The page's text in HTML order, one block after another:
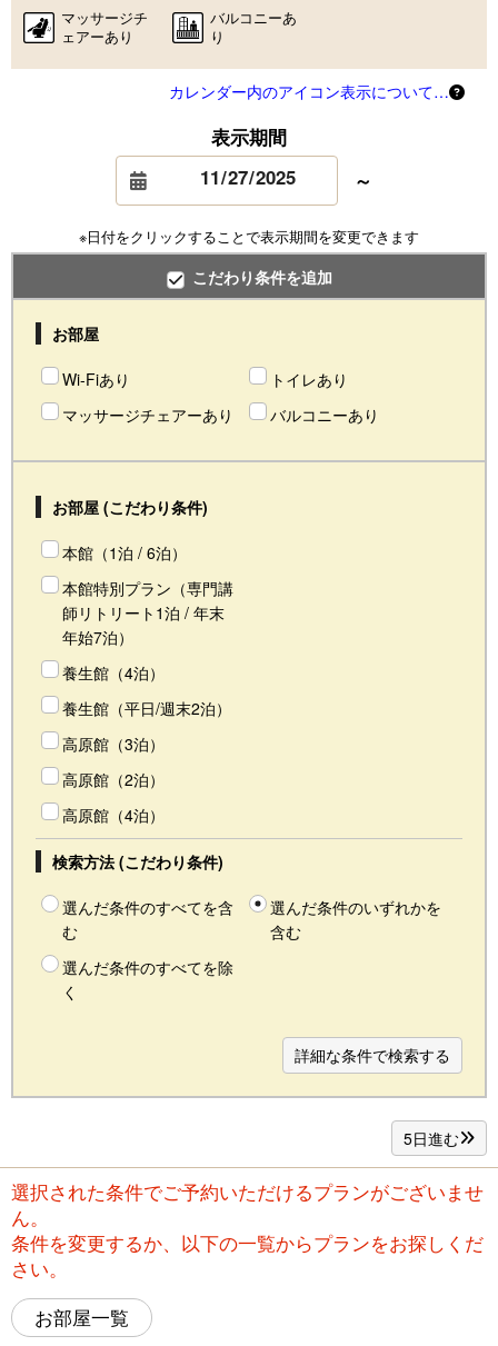
マッサージチ
ェアーあり
バルコニーあ
り
カレンダー内のアイコン表示について…
表示期間
～
※日付をクリックすることで表示期間を変更できます
こだわり条件を追加
お部屋
Wi-Fiあり
トイレあり
マッサージチェアーあり
バルコニーあり
お部屋 (こだわり条件)
本館（1泊 / 6泊）
本館特別プラン（専門講
師リトリート1泊 / 年末
年始7泊）
養生館（4泊）
養生館（平日/週末2泊）
高原館（3泊）
高原館（2泊）
高原館（4泊）
検索方法 (こだわり条件)
選んだ条件のすべてを含
む
選んだ条件のいずれかを
含む
選んだ条件のすべてを除
く
詳細な条件で検索する
5日進む
選択された条件でご予約いただけるプランがございませ
ん。
条件を変更するか、以下の一覧からプランをお探しくだ
さい。
お部屋一覧